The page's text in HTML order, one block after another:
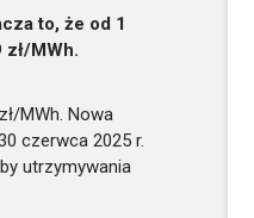
to, że od 1
MWh.
MWh. Nowa
czerwca 2025 r.
utrzymywania